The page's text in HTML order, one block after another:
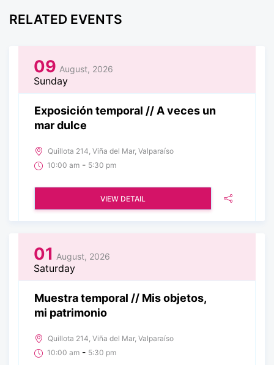
RELATED EVENTS
09 August, 2026
Sunday
Exposición temporal // A veces un
mar dulce
Quillota 214, Viña del Mar, Valparaíso
10:00 am - 5:30 pm
VIEW DETAIL
01 August, 2026
Saturday
Muestra temporal // Mis objetos,
mi patrimonio
Quillota 214, Viña del Mar, Valparaíso
10:00 am - 5:30 pm